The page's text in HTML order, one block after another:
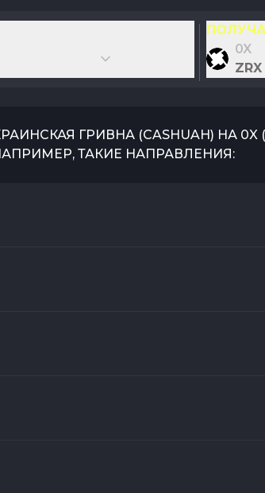
0X
ZRX
ГРИВНА (CASHUAH) НА 0X (
ТАКИЕ НАПРАВЛЕНИЯ: